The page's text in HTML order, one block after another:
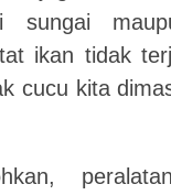
sungai
ikan tidak
cucu kita